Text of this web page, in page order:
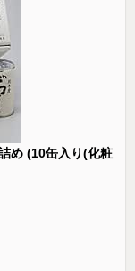
め (10缶入り(化粧